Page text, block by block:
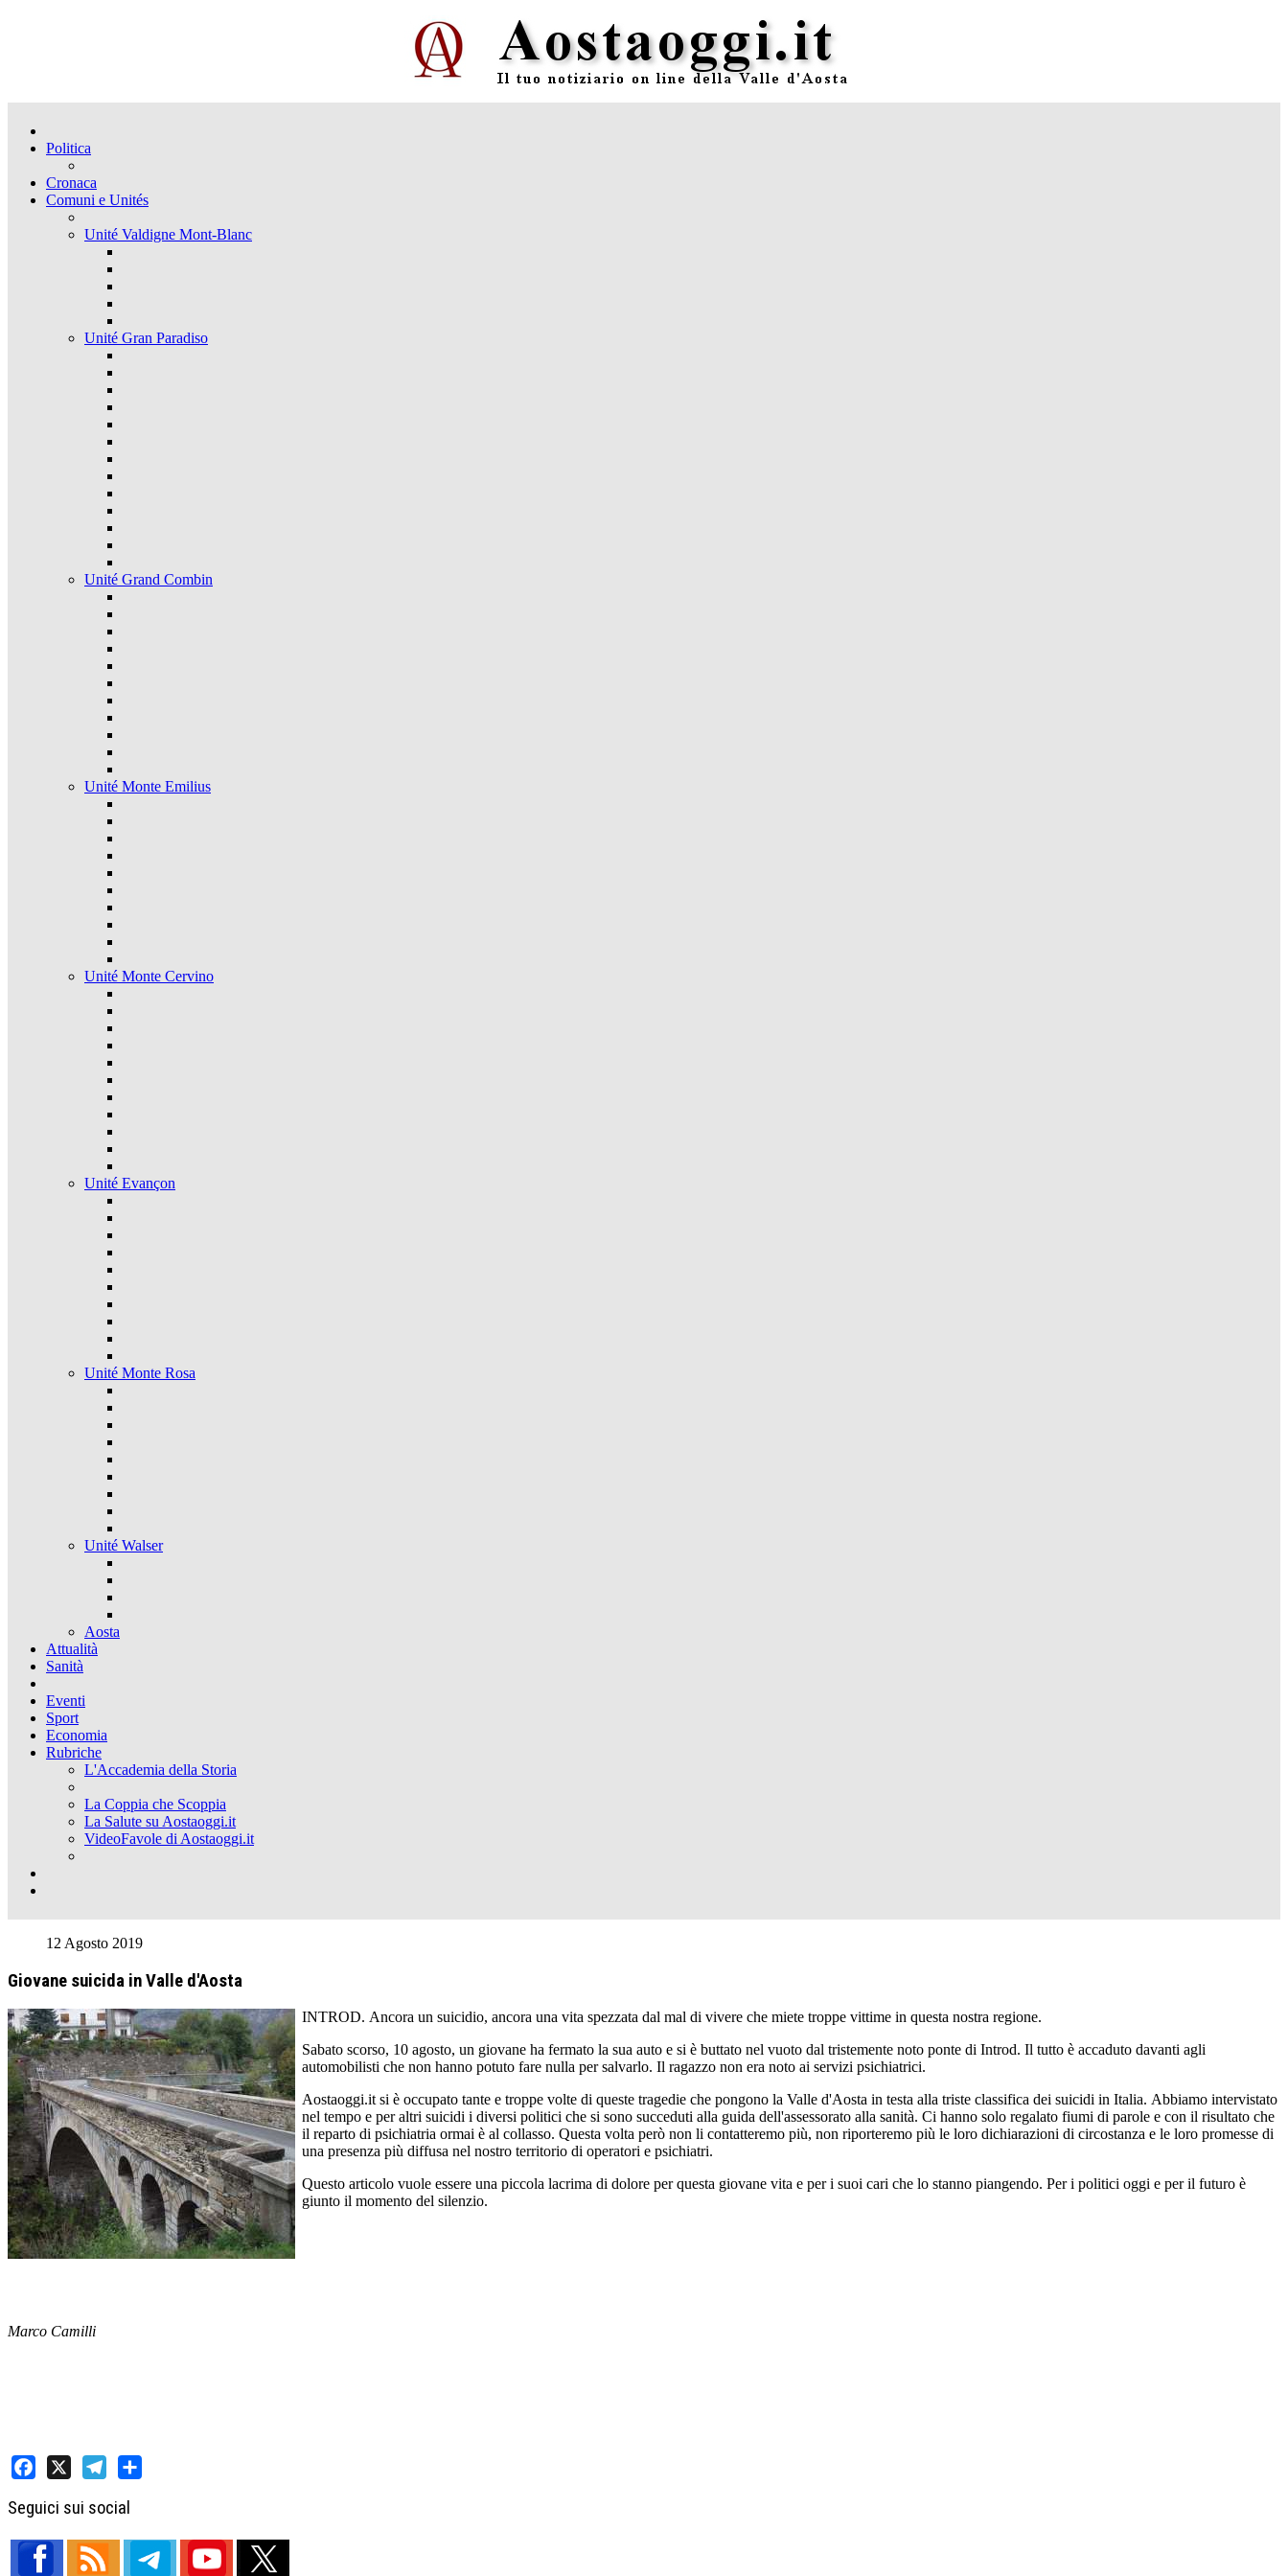
Politica
Cronaca
Comuni e Unités
Unité Valdigne Mont-Blanc
Unité Gran Paradiso
Unité Grand Combin
Unité Monte Emilius
Unité Monte Cervino
Unité Evançon
Unité Monte Rosa
Unité Walser
Aosta
Attualità
Sanità
Eventi
Sport
Economia
Rubriche
L'Accademia della Storia
La Coppia che Scoppia
La Salute su Aostaoggi.it
VideoFavole di Aostaoggi.it
12 Agosto 2019
Giovane suicida in Valle d'Aosta
INTROD. Ancora un suicidio, ancora una vita spezzata dal mal di vivere che miete troppe vittime in questa nostra regione.
Sabato scorso, 10 agosto, un giovane ha fermato la sua auto e si è buttato nel vuoto dal tristemente noto ponte di Introd. Il tutto è accaduto davanti agli
automobilisti che non hanno potuto fare nulla per salvarlo. Il ragazzo non era noto ai servizi psichiatrici.
Aostaoggi.it si è occupato tante e troppe volte di queste tragedie che pongono la Valle d'Aosta in testa alla triste classifica dei suicidi in Italia. Abbiamo intervistato
nel tempo e per altri suicidi i diversi politici che si sono succeduti alla guida dell'assessorato alla sanità. Ci hanno solo regalato fiumi di parole e con il risultato che
il reparto di psichiatria ormai è al collasso. Questa volta però non li contatteremo più, non riporteremo più le loro dichiarazioni di circostanza e le loro promesse di
una presenza più diffusa nel nostro territorio di operatori e psichiatri.
Questo articolo vuole essere una piccola lacrima di dolore per questa giovane vita e per i suoi cari che lo stanno piangendo. Per i politici oggi e per il futuro è
giunto il momento del silenzio.
Marco Camilli
Seguici sui social